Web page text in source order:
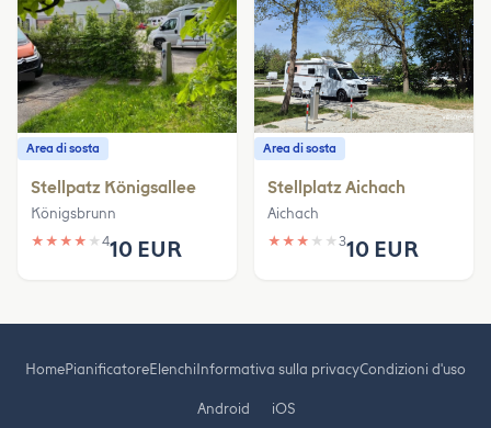
Area di sosta
Stellpatz Königsallee
Königsbrunn
★ ★ ★ ★ ★ 410 EUR
Area di sosta
Stellplatz Aichach
Aichach
★ ★ ★ ★ ★ 310 EUR
HomePianificatoreElenchiInformativa sulla privacyCondizioni d'uso
Android iOS